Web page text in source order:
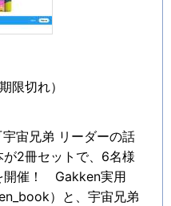
限切れ）
宇宙兄弟 リーダーの話
2冊セットで、6名様
開催！ Gakken実用
）と、宇宙兄弟